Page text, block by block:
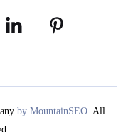
by MountainSEO. All